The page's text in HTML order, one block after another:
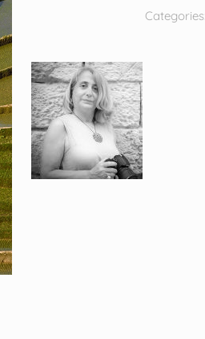
Categories: